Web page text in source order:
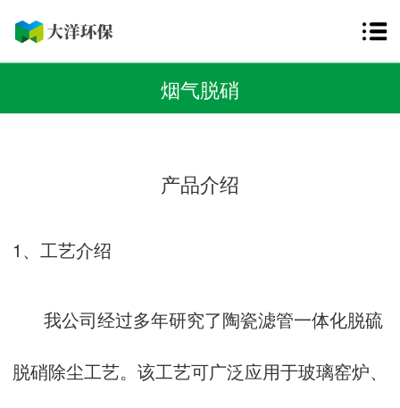
烟气脱硝
产品介绍
1、工艺介绍
我公司经过多年研究了陶瓷滤管一体化脱硫
脱硝除尘工艺。该工艺可广泛应用于玻璃窑炉、